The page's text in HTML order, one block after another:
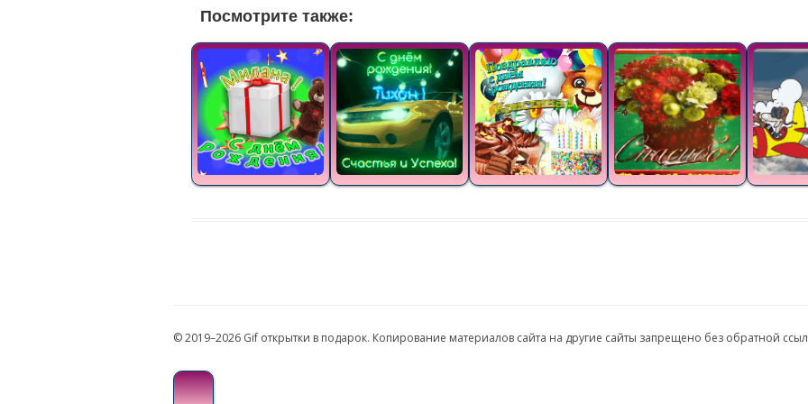
Посмотрите также:
© 2019–2026 Gif открытки в подарок. Копирование материалов сайта на другие сайты запрещено без обратной